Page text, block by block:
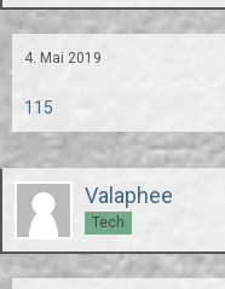
4. Mai 2019
115
Valaphee
Tech